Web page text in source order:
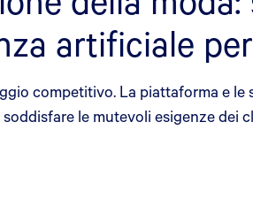
artificiale
competitivo. La piattaforma e
le mutevoli esigenze dei